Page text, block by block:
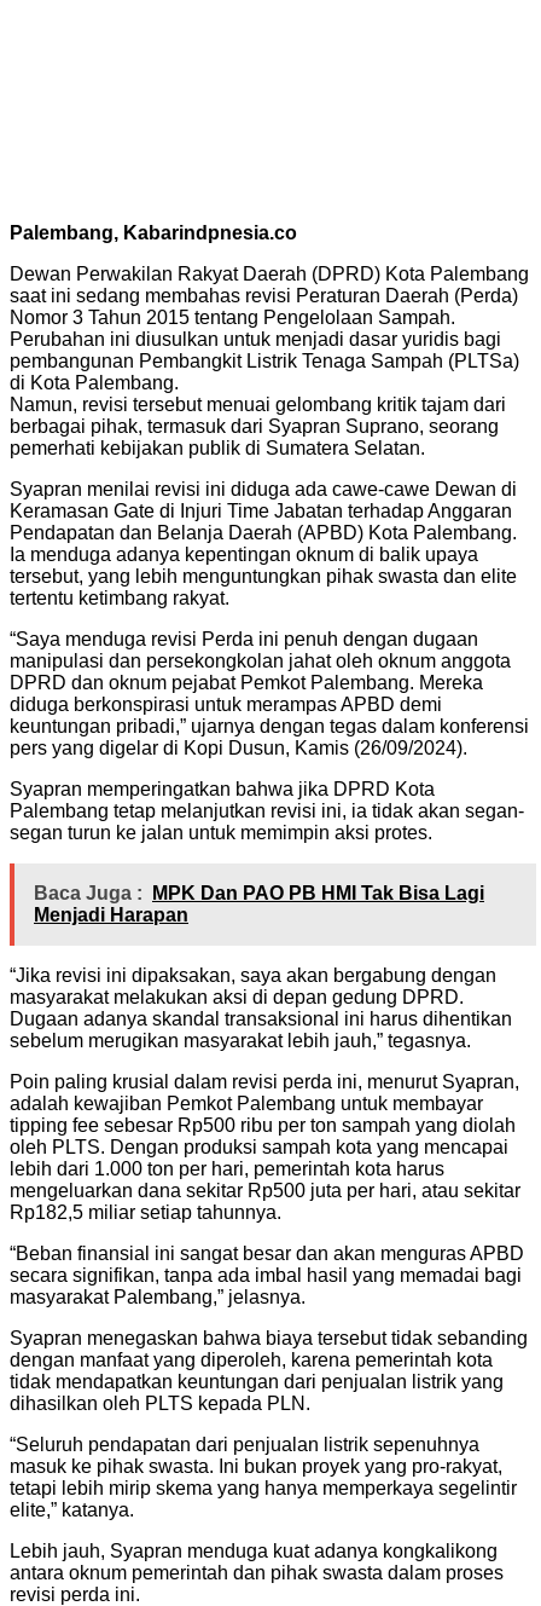
Palembang, Kabarindpnesia.co
Dewan Perwakilan Rakyat Daerah (DPRD) Kota Palembang
saat ini sedang membahas revisi Peraturan Daerah (Perda)
Nomor 3 Tahun 2015 tentang Pengelolaan Sampah.
Perubahan ini diusulkan untuk menjadi dasar yuridis bagi
pembangunan Pembangkit Listrik Tenaga Sampah (PLTSa)
di Kota Palembang.
Namun, revisi tersebut menuai gelombang kritik tajam dari
berbagai pihak, termasuk dari Syapran Suprano, seorang
pemerhati kebijakan publik di Sumatera Selatan.
Syapran menilai revisi ini diduga ada cawe-cawe Dewan di
Keramasan Gate di Injuri Time Jabatan terhadap Anggaran
Pendapatan dan Belanja Daerah (APBD) Kota Palembang.
Ia menduga adanya kepentingan oknum di balik upaya
tersebut, yang lebih menguntungkan pihak swasta dan elite
tertentu ketimbang rakyat.
“Saya menduga revisi Perda ini penuh dengan dugaan
manipulasi dan persekongkolan jahat oleh oknum anggota
DPRD dan oknum pejabat Pemkot Palembang. Mereka
diduga berkonspirasi untuk merampas APBD demi
keuntungan pribadi,” ujarnya dengan tegas dalam konferensi
pers yang digelar di Kopi Dusun, Kamis (26/09/2024).
Syapran memperingatkan bahwa jika DPRD Kota
Palembang tetap melanjutkan revisi ini, ia tidak akan segan-
segan turun ke jalan untuk memimpin aksi protes.
Baca Juga :
MPK Dan PAO PB HMI Tak Bisa Lagi
Menjadi Harapan
“Jika revisi ini dipaksakan, saya akan bergabung dengan
masyarakat melakukan aksi di depan gedung DPRD.
Dugaan adanya skandal transaksional ini harus dihentikan
sebelum merugikan masyarakat lebih jauh,” tegasnya.
Poin paling krusial dalam revisi perda ini, menurut Syapran,
adalah kewajiban Pemkot Palembang untuk membayar
tipping fee sebesar Rp500 ribu per ton sampah yang diolah
oleh PLTS. Dengan produksi sampah kota yang mencapai
lebih dari 1.000 ton per hari, pemerintah kota harus
mengeluarkan dana sekitar Rp500 juta per hari, atau sekitar
Rp182,5 miliar setiap tahunnya.
“Beban finansial ini sangat besar dan akan menguras APBD
secara signifikan, tanpa ada imbal hasil yang memadai bagi
masyarakat Palembang,” jelasnya.
Syapran menegaskan bahwa biaya tersebut tidak sebanding
dengan manfaat yang diperoleh, karena pemerintah kota
tidak mendapatkan keuntungan dari penjualan listrik yang
dihasilkan oleh PLTS kepada PLN.
“Seluruh pendapatan dari penjualan listrik sepenuhnya
masuk ke pihak swasta. Ini bukan proyek yang pro-rakyat,
tetapi lebih mirip skema yang hanya memperkaya segelintir
elite,” katanya.
Lebih jauh, Syapran menduga kuat adanya kongkalikong
antara oknum pemerintah dan pihak swasta dalam proses
revisi perda ini.